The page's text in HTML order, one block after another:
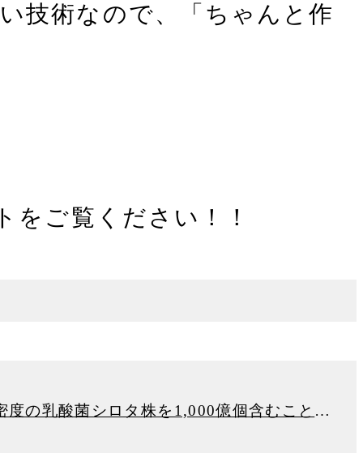
技術なので、「ちゃんと作
ご覧ください！！
「Yakult（ヤクルト）1000」「Ｙ１０００」の公式サイト。高菌数・高密度の乳酸菌シロタ株を1,000億個含むことにより、一時的な精神的ストレスがかかる状況でのストレス緩和、睡眠の質向上、腸内環境改善をサポートします。